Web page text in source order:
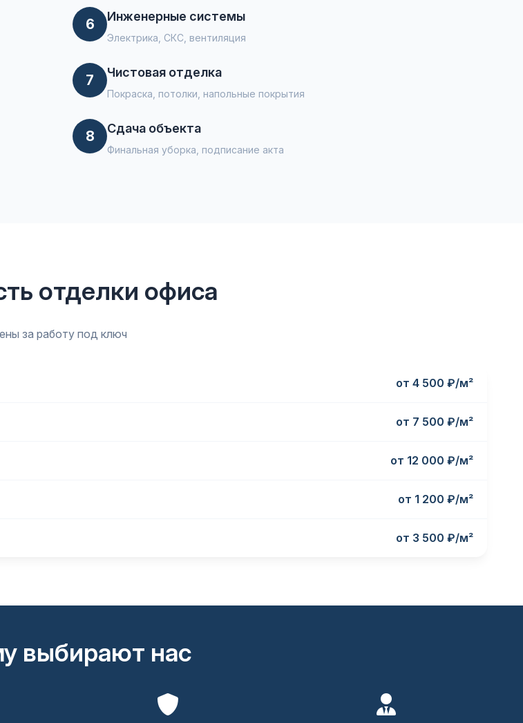
6 Инженерные системы
Электрика, СКС, вентиляция
7 Чистовая отделка
Покраска, потолки, напольные покрытия
8 Сдача объекта
Финальная уборка, подписание акта
отделки офиса
за работу под ключ
от 4 500 ₽/м²
от 7 500 ₽/м²
от 12 000 ₽/м²
от 1 200 ₽/м²
от 3 500 ₽/м²
выбирают нас